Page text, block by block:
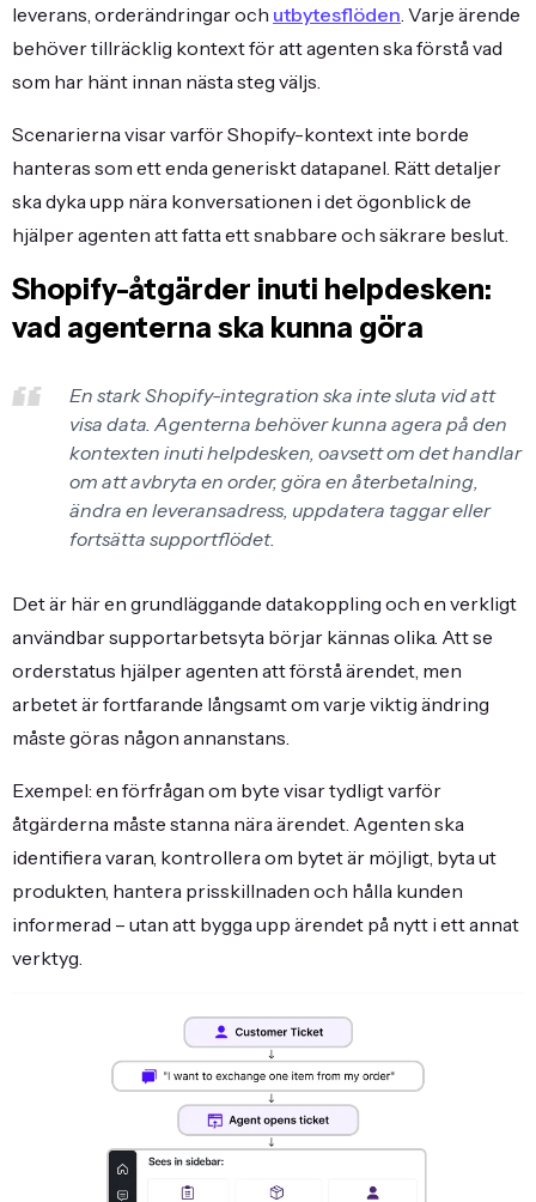
leverans, orderändringar och utbytesflöden . Varje ärende
behöver tillräcklig kontext för att agenten ska förstå vad
som har hänt innan nästa steg väljs.
Scenarierna visar varför Shopify-kontext inte borde
hanteras som ett enda generiskt datapanel. Rätt detaljer
ska dyka upp nära konversationen i det ögonblick de
hjälper agenten att fatta ett snabbare och säkrare beslut.
Shopify-åtgärder inuti helpdesken:
vad agenterna ska kunna göra
En stark Shopify-integration ska inte sluta vid att
visa data. Agenterna behöver kunna agera på den
kontexten inuti helpdesken, oavsett om det handlar
om att avbryta en order, göra en återbetalning,
ändra en leveransadress, uppdatera taggar eller
fortsätta supportflödet.
Det är här en grundläggande datakoppling och en verkligt
användbar supportarbetsyta börjar kännas olika. Att se
orderstatus hjälper agenten att förstå ärendet, men
arbetet är fortfarande långsamt om varje viktig ändring
måste göras någon annanstans.
Exempel: en förfrågan om byte visar tydligt varför
åtgärderna måste stanna nära ärendet. Agenten ska
identifiera varan, kontrollera om bytet är möjligt, byta ut
produkten, hantera prisskillnaden och hålla kunden
informerad – utan att bygga upp ärendet på nytt i ett annat
verktyg.